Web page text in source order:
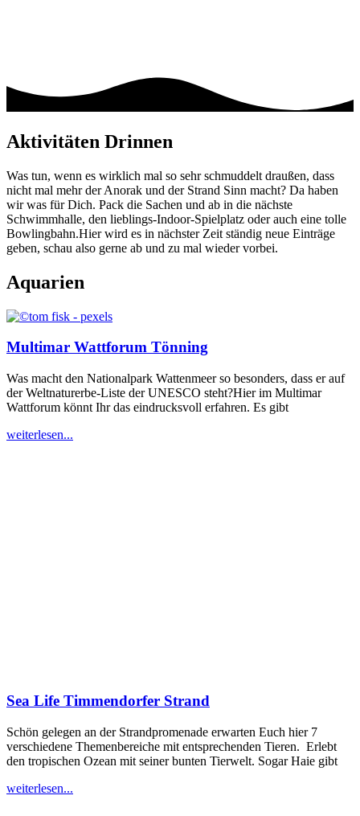
Aktivitäten Drinnen
Was tun, wenn es wirklich mal so sehr schmuddelt draußen, dass
nicht mal mehr der Anorak und der Strand Sinn macht? Da haben
wir was für Dich. Pack die Sachen und ab in die nächste
Schwimmhalle, den lieblings-Indoor-Spielplatz oder auch eine tolle
Bowlingbahn.Hier wird es in nächster Zeit ständig neue Einträge
geben, schau also gerne ab und zu mal wieder vorbei.
Aquarien
Multimar Wattforum Tönning
Was macht den Nationalpark Wattenmeer so besonders, dass er auf
der Weltnaturerbe-Liste der UNESCO steht?Hier im Multimar
Wattforum könnt Ihr das eindrucksvoll erfahren. Es gibt
weiterlesen...
Sea Life Timmendorfer Strand
Schön gelegen an der Strandpromenade erwarten Euch hier 7
verschiedene Themenbereiche mit entsprechenden Tieren. Erlebt
den tropischen Ozean mit seiner bunten Tierwelt. Sogar Haie gibt
weiterlesen...